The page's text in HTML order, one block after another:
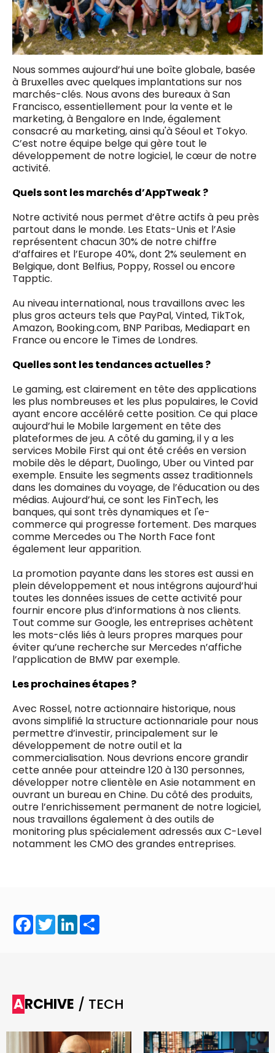
Nous sommes aujourd’hui une boîte globale, basée
à Bruxelles avec quelques implantations sur nos
marchés-clés. Nous avons des bureaux à San
Francisco, essentiellement pour la vente et le
marketing, à Bengalore en Inde, également
consacré au marketing, ainsi qu'à Séoul et Tokyo.
C’est notre équipe belge qui gère tout le
développement de notre logiciel, le cœur de notre
activité.
Quels sont les marchés d’AppTweak ?
Notre activité nous permet d’être actifs à peu près
partout dans le monde. Les Etats-Unis et l’Asie
représentent chacun 30% de notre chiffre
d’affaires et l’Europe 40%, dont 2% seulement en
Belgique, dont Belfius, Poppy, Rossel ou encore
Tapptic.
Au niveau international, nous travaillons avec les
plus gros acteurs tels que PayPal, Vinted, TikTok,
Amazon, Booking.com, BNP Paribas, Mediapart en
France ou encore le Times de Londres.
Quelles sont les tendances actuelles ?
Le gaming, est clairement en tête des applications
les plus nombreuses et les plus populaires, le Covid
ayant encore accéléré cette position. Ce qui place
aujourd’hui le Mobile largement en tête des
plateformes de jeu. A côté du gaming, il y a les
services Mobile First qui ont été créés en version
mobile dès le départ, Duolingo, Uber ou Vinted par
exemple. Ensuite les segments assez traditionnels
dans les domaines du voyage, de l’éducation ou des
médias. Aujourd’hui, ce sont les FinTech, les
banques, qui sont très dynamiques et l'e-
commerce qui progresse fortement. Des marques
comme Mercedes ou The North Face font
également leur apparition.
La promotion payante dans les stores est aussi en
plein développement et nous intégrons aujourd’hui
toutes les données issues de cette activité pour
fournir encore plus d’informations à nos clients.
Tout comme sur Google, les entreprises achètent
les mots-clés liés à leurs propres marques pour
éviter qu’une recherche sur Mercedes n’affiche
l’application de BMW par exemple.
Les prochaines étapes ?
Avec Rossel, notre actionnaire historique, nous
avons simplifié la structure actionnariale pour nous
permettre d’investir, principalement sur le
développement de notre outil et la
commercialisation. Nous devrions encore grandir
cette année pour atteindre 120 à 130 personnes,
développer notre clientèle en Asie notamment en
ouvrant un bureau en Chine. Du côté des produits,
outre l’enrichissement permanent de notre logiciel,
nous travaillons également à des outils de
monitoring plus spécialement adressés aux C-Level
notamment les CMO des grandes entreprises.
Facebook
TwitterLinkedIn
ARCHIVE / TECH